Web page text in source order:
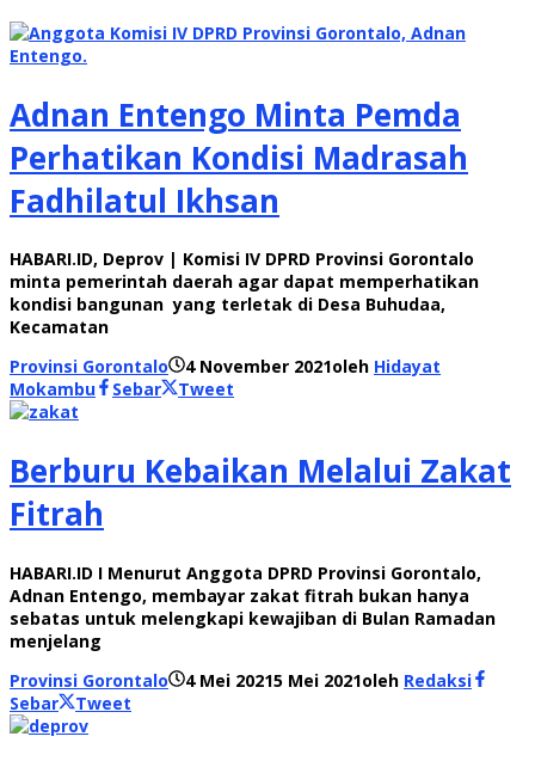
Adnan Entengo Minta Pemda
Perhatikan Kondisi Madrasah
Fadhilatul Ikhsan
HABARI.ID, Deprov | Komisi IV DPRD Provinsi Gorontalo
minta pemerintah daerah agar dapat memperhatikan
kondisi bangunan yang terletak di Desa Buhudaa,
Kecamatan
Provinsi Gorontalo
4 November 2021oleh Hidayat
Mokambu
Sebar Tweet
Berburu Kebaikan Melalui Zakat
Fitrah
HABARI.ID I Menurut Anggota DPRD Provinsi Gorontalo,
Adnan Entengo, membayar zakat fitrah bukan hanya
sebatas untuk melengkapi kewajiban di Bulan Ramadan
menjelang
Provinsi Gorontalo
4 Mei 20215 Mei 2021oleh Redaksi
Sebar
Tweet